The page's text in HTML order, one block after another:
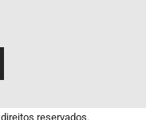
reservados.